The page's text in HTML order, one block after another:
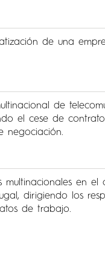
de una
de
el cese de
negociación.
multinacionales en el
dirigiendo los
de trabajo.